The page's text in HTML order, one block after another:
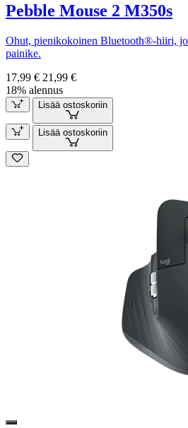
Pebble Mouse 2 M350s
Ohut, pienikokoinen Bluetooth®-hiiri,
painike.
17,99 € 21,99 €
18% alennus
Lisää ostoskoriin
Lisää ostoskoriin